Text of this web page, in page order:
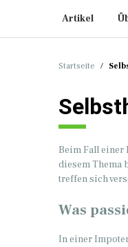
Artikel
Startseite /
Beim Fall
diesem Thema
treffen sich
Was
In einer